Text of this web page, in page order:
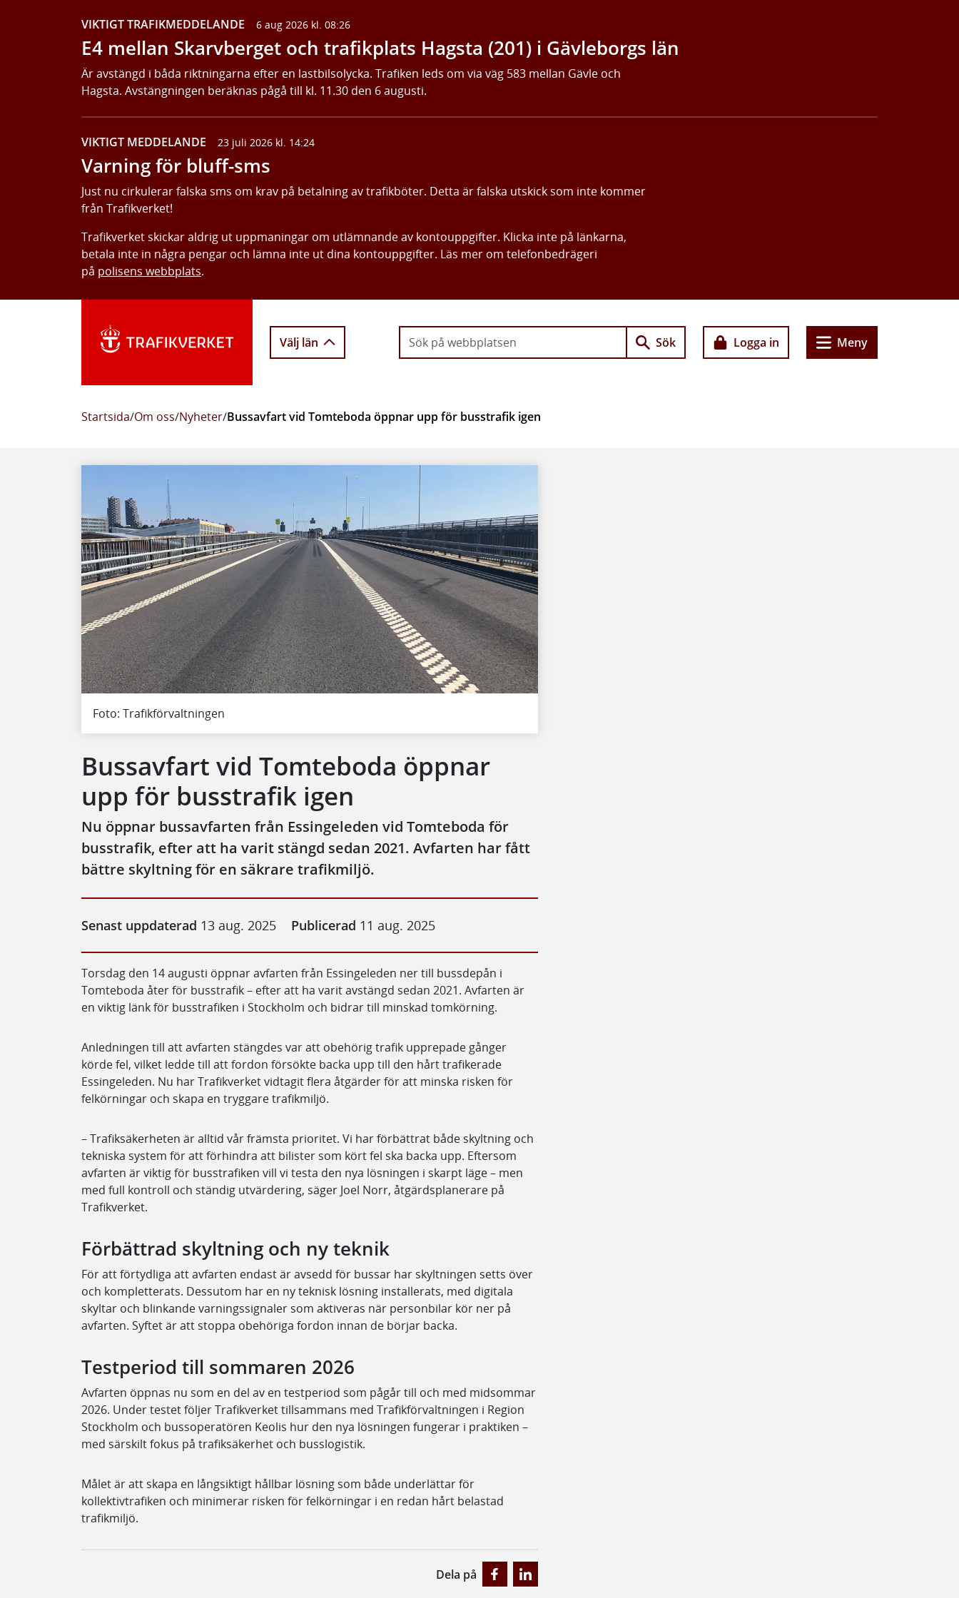
VIKTIGT TRAFIKMEDDELANDE 6 aug 2026 kl. 08:26
E4 mellan Skarvberget och trafikplats Hagsta (201) i Gävleborgs län
Är avstängd i båda riktningarna efter en lastbilsolycka. Trafiken leds om via väg 583 mellan Gävle och
Hagsta. Avstängningen beräknas pågå till kl. 11.30 den 6 augusti.
VIKTIGT MEDDELANDE 23 juli 2026 kl. 14:24
Varning för bluff-sms
Just nu cirkulerar falska sms om krav på betalning av trafikböter. Detta är falska utskick som inte kommer
från Trafikverket!
Trafikverket skickar aldrig ut uppmaningar om utlämnande av kontouppgifter. Klicka inte på länkarna,
betala inte in några pengar och lämna inte ut dina kontouppgifter. Läs mer om telefonbedrägeri
på polisens webbplats.
Välj län Sök Logga in Meny
Startsida/Om oss/Nyheter/Bussavfart vid Tomteboda öppnar upp för busstrafik igen
Foto: Trafikförvaltningen
Bussavfart vid Tomteboda öppnar
upp för busstrafik igen
Nu öppnar bussavfarten från Essingeleden vid Tomteboda för
busstrafik, efter att ha varit stängd sedan 2021. Avfarten har fått
bättre skyltning för en säkrare trafikmiljö.
Senast uppdaterad 13 aug. 2025 Publicerad 11 aug. 2025
Torsdag den 14 augusti öppnar avfarten från Essingeleden ner till bussdepån i
Tomteboda åter för busstrafik – efter att ha varit avstängd sedan 2021. Avfarten är
en viktig länk för busstrafiken i Stockholm och bidrar till minskad tomkörning.
Anledningen till att avfarten stängdes var att obehörig trafik upprepade gånger
körde fel, vilket ledde till att fordon försökte backa upp till den hårt trafikerade
Essingeleden. Nu har Trafikverket vidtagit flera åtgärder för att minska risken för
felkörningar och skapa en tryggare trafikmiljö.
– Trafiksäkerheten är alltid vår främsta prioritet. Vi har förbättrat både skyltning och
tekniska system för att förhindra att bilister som kört fel ska backa upp. Eftersom
avfarten är viktig för busstrafiken vill vi testa den nya lösningen i skarpt läge – men
med full kontroll och ständig utvärdering, säger Joel Norr, åtgärdsplanerare på
Trafikverket.
Förbättrad skyltning och ny teknik
För att förtydliga att avfarten endast är avsedd för bussar har skyltningen setts över
och kompletterats. Dessutom har en ny teknisk lösning installerats, med digitala
skyltar och blinkande varningssignaler som aktiveras när personbilar kör ner på
avfarten. Syftet är att stoppa obehöriga fordon innan de börjar backa.
Testperiod till sommaren 2026
Avfarten öppnas nu som en del av en testperiod som pågår till och med midsommar
2026. Under testet följer Trafikverket tillsammans med Trafikförvaltningen i Region
Stockholm och bussoperatören Keolis hur den nya lösningen fungerar i praktiken –
med särskilt fokus på trafiksäkerhet och busslogistik.
Målet är att skapa en långsiktigt hållbar lösning som både underlättar för
kollektivtrafiken och minimerar risken för felkörningar i en redan hårt belastad
trafikmiljö.
Dela på